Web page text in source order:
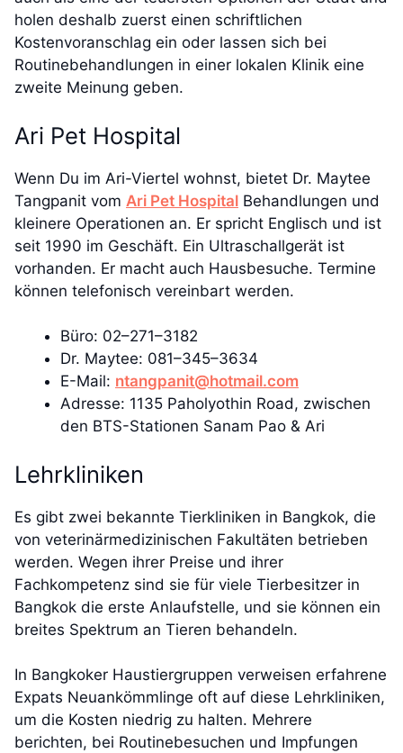
holen deshalb zuerst einen schriftlichen
Kostenvoranschlag ein oder lassen sich bei
Routinebehandlungen in einer lokalen Klinik eine
zweite Meinung geben.
Ari Pet Hospital
Wenn Du im Ari-Viertel wohnst, bietet Dr. Maytee
Tangpanit vom Ari Pet Hospital Behandlungen und
kleinere Operationen an. Er spricht Englisch und ist
seit 1990 im Geschäft. Ein Ultraschallgerät ist
vorhanden. Er macht auch Hausbesuche. Termine
können telefonisch vereinbart werden.
Büro: 02–271–3182
Dr. Maytee: 081–345–3634
E-Mail: ntangpanit@hotmail.com
Adresse: 1135 Paholyothin Road, zwischen
den BTS-Stationen Sanam Pao & Ari
Lehrkliniken
Es gibt zwei bekannte Tierkliniken in Bangkok, die
von veterinärmedizinischen Fakultäten betrieben
werden. Wegen ihrer Preise und ihrer
Fachkompetenz sind sie für viele Tierbesitzer in
Bangkok die erste Anlaufstelle, und sie können ein
breites Spektrum an Tieren behandeln.
In Bangkoker Haustiergruppen verweisen erfahrene
Expats Neuankömmlinge oft auf diese Lehrkliniken,
um die Kosten niedrig zu halten. Mehrere
berichten, bei Routinebesuchen und Impfungen